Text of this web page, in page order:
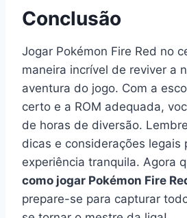
Conclusão
Jogar Pokémon Fire Red no
maneira incrível de reviver a
aventura do jogo. Com a
certo e a ROM adequada,
de horas de diversão.
dicas e considerações legais
experiência tranquila. Agora
como jogar Pokémon Fire
prepare-se para capturar